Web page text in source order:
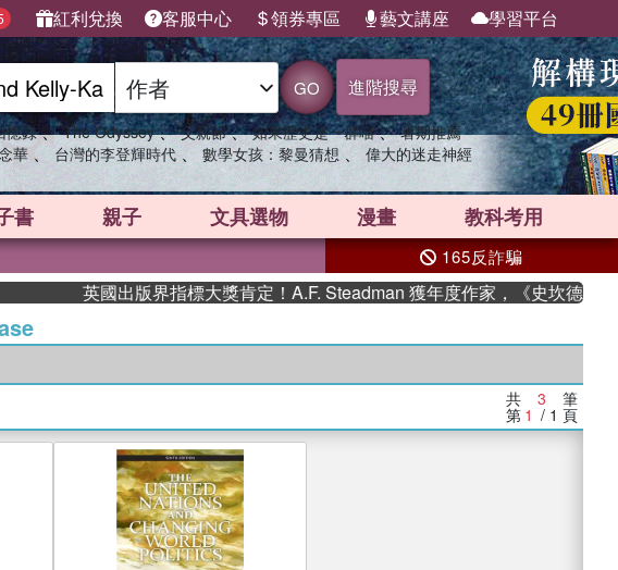
紅利兌換 客服中心 領券專區 藝文講座 學習平台
GO 進階搜尋
憶錄 、 The Odyssey 、 父親節 、 如果歷史是一群喵 、 暑期推薦
華 、 台灣的李登輝時代 、 數學女孩：黎曼猜想 、 偉大的迷走神經
書 親子 文具選物 漫畫 教科考用
165反詐騙
英國出版界指標大獎肯定！A.F. Steadman 獲年度作家，《史坎德》系列
共 3 筆
第 1 / 1 頁